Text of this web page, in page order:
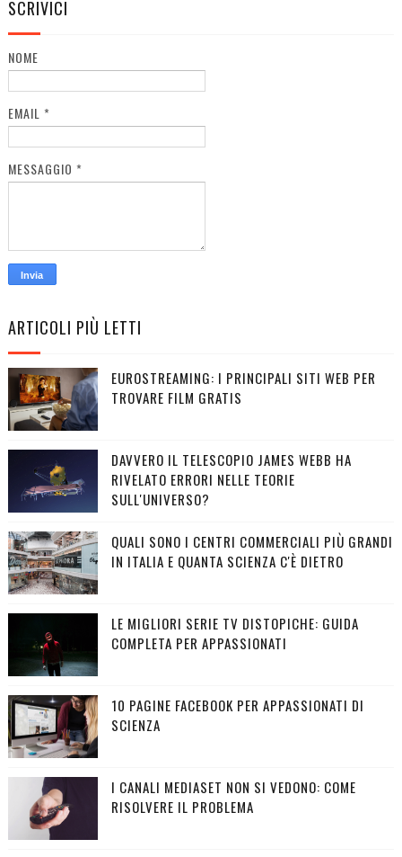
SCRIVICI
NOME
EMAIL *
MESSAGGIO *
ARTICOLI PIÙ LETTI
EUROSTREAMING: I PRINCIPALI SITI WEB PER
TROVARE FILM GRATIS
DAVVERO IL TELESCOPIO JAMES WEBB HA
RIVELATO ERRORI NELLE TEORIE
SULL'UNIVERSO?
QUALI SONO I CENTRI COMMERCIALI PIÙ GRANDI
IN ITALIA E QUANTA SCIENZA C'È DIETRO
LE MIGLIORI SERIE TV DISTOPICHE: GUIDA
COMPLETA PER APPASSIONATI
10 PAGINE FACEBOOK PER APPASSIONATI DI
SCIENZA
I CANALI MEDIASET NON SI VEDONO: COME
RISOLVERE IL PROBLEMA